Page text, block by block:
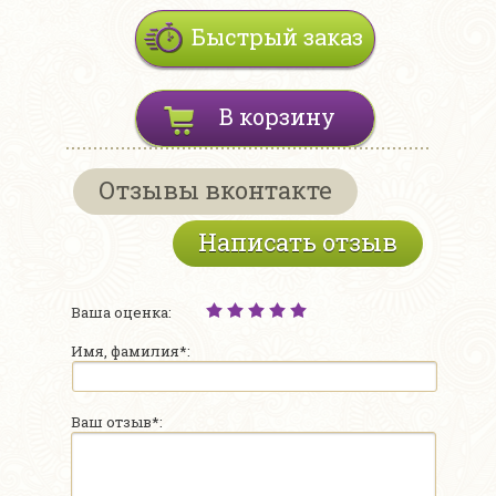
Быстрый заказ
В корзину
Отзывы вконтакте
Написать отзыв
Ваша оценка:
Имя, фамилия*:
Ваш отзыв*: